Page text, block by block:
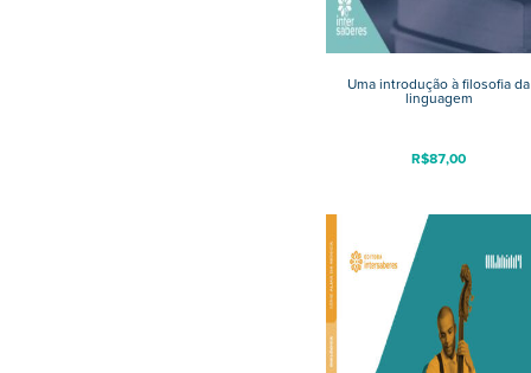
Uma introdução à filosofia da
linguagem
R$87,00